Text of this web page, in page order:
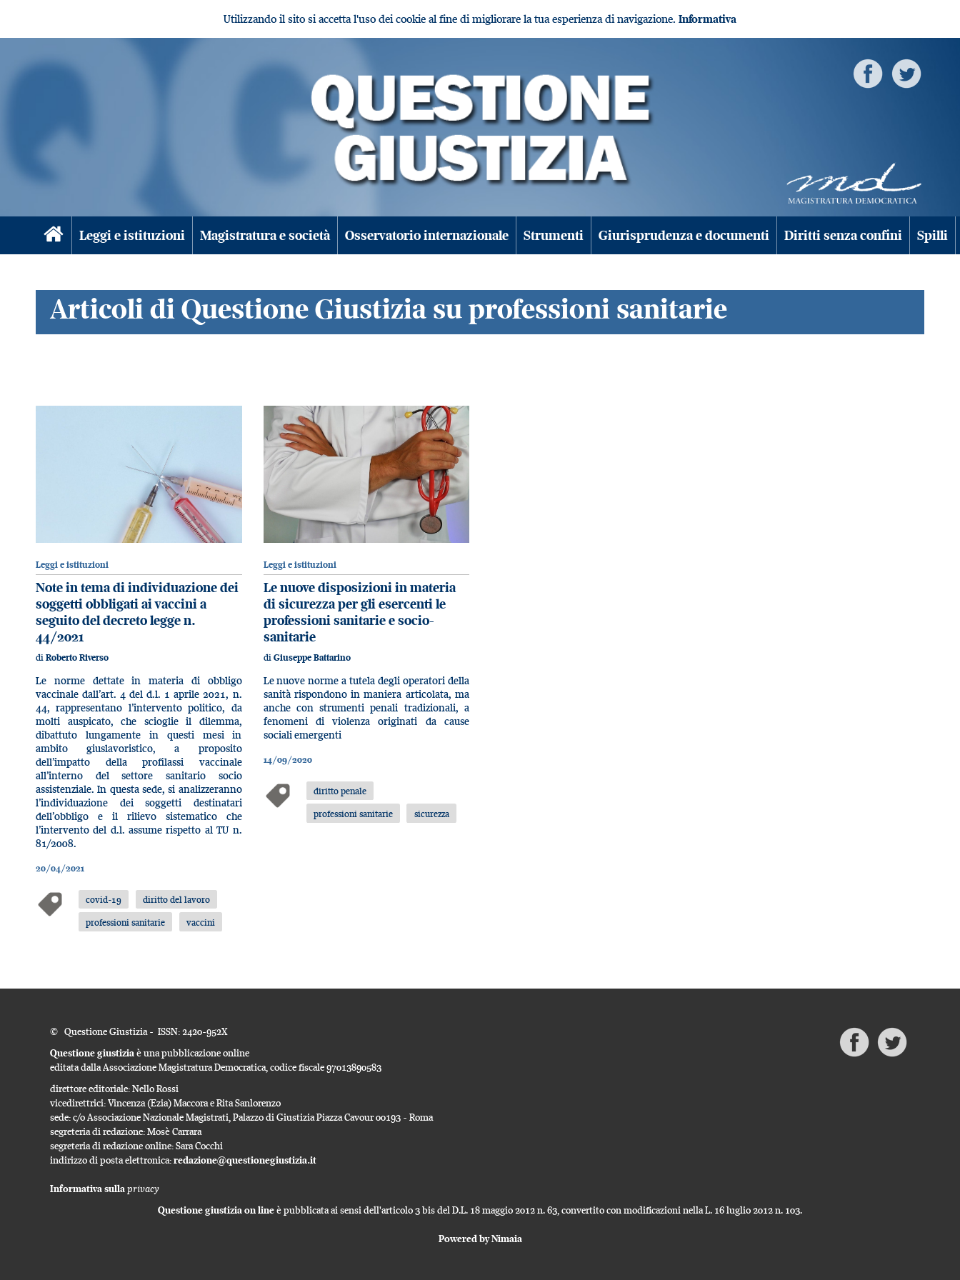
Utilizzando il sito si accetta l'uso dei cookie al fine di migliorare la tua esperienza di navigazione. Informativa
Leggi e istituzioni Magistratura e società Osservatorio internazionale Strumenti Giurisprudenza e documenti Diritti senza confini Spilli
Articoli di Questione Giustizia su professioni sanitarie
Leggi e istituzioni
Note in tema di individuazione dei
soggetti obbligati ai vaccini a
seguito del decreto legge n.
44/2021
di Roberto Riverso
Le norme dettate in materia di obbligo
vaccinale dall’art. 4 del d.l. 1 aprile 2021, n.
44, rappresentano l’intervento politico, da
molti auspicato, che scioglie il dilemma,
dibattuto lungamente in questi mesi in
ambito giuslavoristico, a proposito
dell’impatto della profilassi vaccinale
all’interno del settore sanitario socio
assistenziale. In questa sede, si analizzeranno
l’individuazione dei soggetti destinatari
dell’obbligo e il rilievo sistematico che
l’intervento del d.l. assume rispetto al TU n.
81/2008.
20/04/2021
covid-19
diritto del lavoro
professioni sanitarie
vaccini
Leggi e istituzioni
Le nuove disposizioni in materia
di sicurezza per gli esercenti le
professioni sanitarie e socio-
sanitarie
di Giuseppe Battarino
Le nuove norme a tutela degli operatori della
sanità rispondono in maniera articolata, ma
anche con strumenti penali tradizionali, a
fenomeni di violenza originati da cause
sociali emergenti
14/09/2020
diritto penale
professioni sanitarie
sicurezza
© Questione Giustizia - ISSN: 2420-952X
Questione giustiziaè una pubblicazione online
editata dalla Associazione Magistratura Democratica, codice fiscale 97013890583
direttore editoriale: Nello Rossi
vicedirettrici: Vincenza (Ezia) Maccora e Rita Sanlorenzo
sede: c/o Associazione Nazionale Magistrati, Palazzo di Giustizia Piazza Cavour 00193 - Roma
segreteria di redazione: Mosè Carrara
segreteria di redazione online: Sara Cocchi
indirizzo di posta elettronica:redazione@questionegiustizia.it
Informativa sullaprivacy
Questione giustizia on lineè pubblicata ai sensi dell'articolo 3 bis del D.L. 18 maggio 2012 n. 63, convertito con modificazioni nella L. 16 luglio 2012 n. 103.
Powered by Nimaia